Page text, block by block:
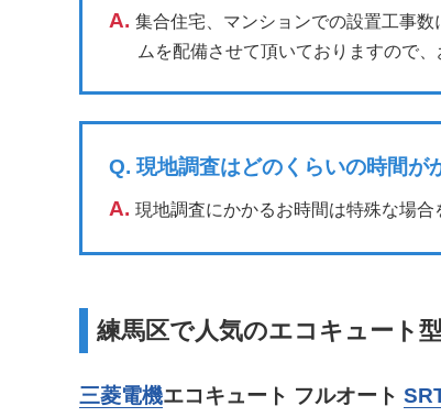
A. 集合住宅、マンションでの設置工事
ムを配備させて頂いておりますので
Q. 現地調査はどのくらいの時間が
A. 現地調査にかかるお時間は特殊な場合
練馬区で人気のエコキュート
三菱電機エコキュート フルオート